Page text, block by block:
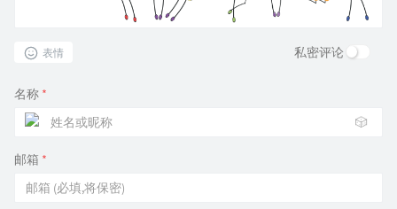
表情 私密评论
名称 *
🎲
邮箱 *